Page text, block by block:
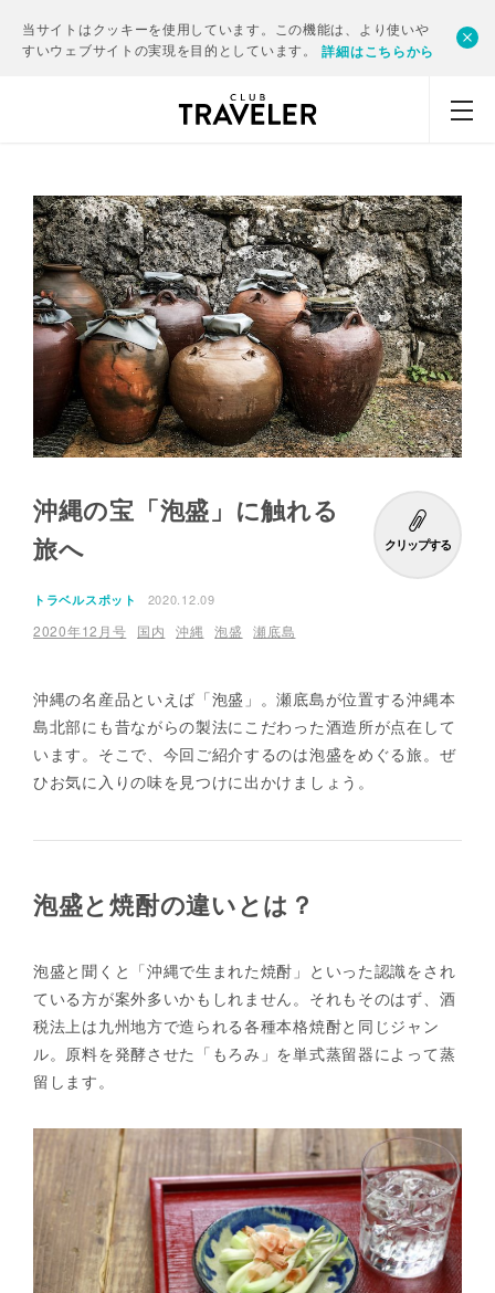
当サイトはクッキーを使用しています。この機能は、より使いや
すいウェブサイトの実現を目的としています。
詳細はこちらから
沖縄の宝「泡盛」に触れる
旅へ
クリップする
トラベルスポット 2020.12.09
2020年12月号 国内 沖縄 泡盛 瀬底島
沖縄の名産品といえば「泡盛」。瀬底島が位置する沖縄本
島北部にも昔ながらの製法にこだわった酒造所が点在して
います。そこで、今回ご紹介するのは泡盛をめぐる旅。ぜ
ひお気に入りの味を見つけに出かけましょう。
泡盛と焼酎の違いとは？
泡盛と聞くと「沖縄で生まれた焼酎」といった認識をされ
ている方が案外多いかもしれません。それもそのはず、酒
税法上は九州地方で造られる各種本格焼酎と同じジャン
ル。原料を発酵させた「もろみ」を単式蒸留器によって蒸
留します。